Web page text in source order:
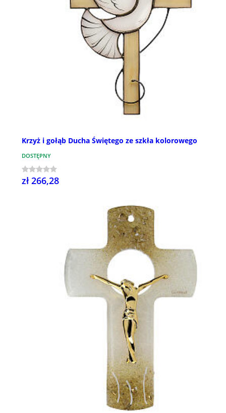
Krzyż i gołąb Ducha Świętego ze szkła kolorowego
DOSTĘPNY
zł 266,28